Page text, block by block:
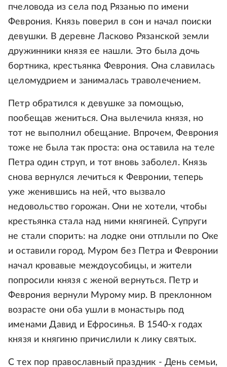
пчеловода из села под Рязанью по имени
Феврония. Князь поверил в сон и начал поиски
девушки. В деревне Ласково Рязанской земли
дружинники князя ее нашли. Это была дочь
бортника, крестьянка Феврония. Она славилась
целомудрием и занималась траволечением.
Петр обратился к девушке за помощью,
пообещав жениться. Она вылечила князя, но
тот не выполнил обещание. Впрочем, Феврония
тоже не была так проста: она оставила на теле
Петра один струп, и тот вновь заболел. Князь
снова вернулся лечиться к Февронии, теперь
уже женившись на ней, что вызвало
недовольство горожан. Они не хотели, чтобы
крестьянка стала над ними княгиней. Супруги
не стали спорить: на лодке они отплыли по Оке
и оставили город. Муром без Петра и Февронии
начал кровавые междоусобицы, и жители
попросили князя с женой вернуться. Петр и
Феврония вернули Мурому мир. В преклонном
возрасте они оба ушли в монастырь под
именами Давид и Ефросинья. В 1540-х годах
князя и княгиню причислили к лику святых.
С тех пор православный праздник - День семьи,